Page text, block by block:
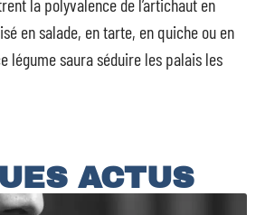
la polyvalence de l’artichaut en
en salade, en tarte, en quiche ou en
légume saura séduire les palais les
ACTUS